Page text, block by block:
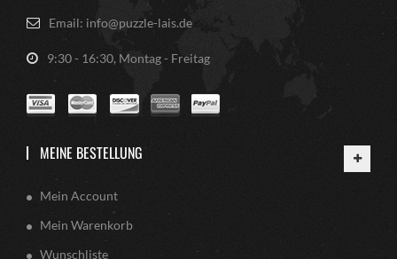
Email: info@puzzle-lais.de
9:30 - 16:30, Montag - Freitag
MEINE BESTELLUNG
Mein Account
Mein Warenkorb
Wunschliste